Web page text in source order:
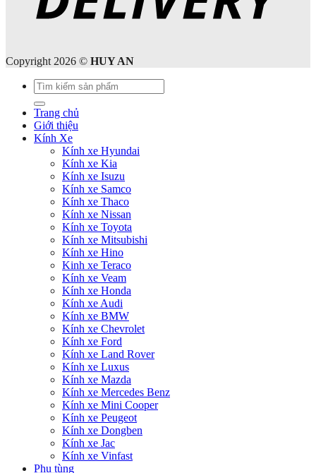
Copyright 2026 © HUY AN
Tìm
kiếm:
Trang chủ
Giới thiệu
Kính Xe
Kính xe Hyundai
Kính xe Kia
Kính xe Isuzu
Kính xe Samco
Kính xe Thaco
Kính xe Nissan
Kính xe Toyota
Kính xe Mitsubishi
Kính xe Hino
Kinh xe Teraco
Kính xe Veam
Kính xe Honda
Kính xe Audi
Kính xe BMW
Kính xe Chevrolet
Kính xe Ford
Kính xe Land Rover
Kính xe Luxus
Kính xe Mazda
Kính xe Mercedes Benz
Kính xe Mini Cooper
Kính xe Peugeot
Kính xe Dongben
Kính xe Jac
Kính xe Vinfast
Phụ tùng